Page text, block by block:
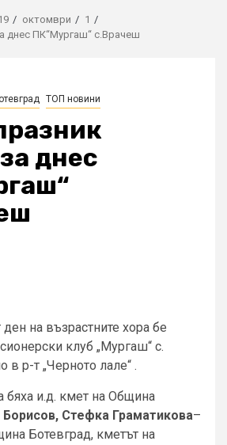
октомври
1
днес ПК“Мургаш“ с.Врачеш
ТОП новини
днес
на възрастните хора бе
клуб „Мургаш“ с.
в р-т „Черното лале“ .
бяха и.д. кмет на Община
Борисов, Стефка Граматикова–
Ботевград, кметът на